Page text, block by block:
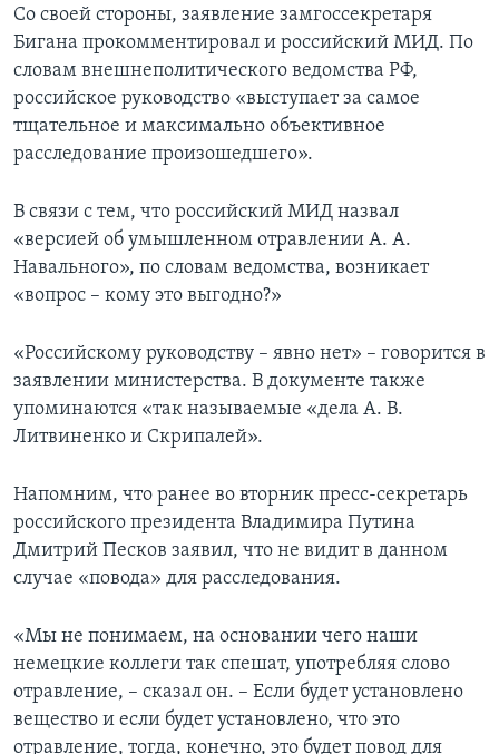
Со своей стороны, заявление замгоссекретаря
Бигана прокомментировал и российский МИД. По
словам внешнеполитического ведомства РФ,
российское руководство «выступает за самое
тщательное и максимально объективное
расследование произошедшего».
В связи с тем, что российский МИД назвал
«версией об умышленном отравлении А. А.
Навального», по словам ведомства, возникает
«вопрос – кому это выгодно?»
«Российскому руководству – явно нет» – говорится в
заявлении министерства. В документе также
упоминаются «так называемые «дела А. В.
Литвиненко и Скрипалей».
Напомним, что ранее во вторник пресс-секретарь
российского президента Владимира Путина
Дмитрий Песков заявил, что не видит в данном
случае «повода» для расследования.
«Мы не понимаем, на основании чего наши
немецкие коллеги так спешат, употребляя слово
отравление, – сказал он. – Если будет установлено
вещество и если будет установлено, что это
отравление, тогда, конечно, это будет повод для